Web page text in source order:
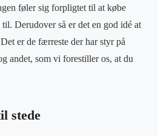
føler sig forpligtet til at købe
Derudover så er det en god idé at
er de færreste der har styr på
andet, som vi forestiller os, at du
stede